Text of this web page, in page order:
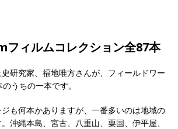
フィルムコレクション全87本
研究家、福地唯方さんが、フィールドワー
うちの一本です。
も何本かありますが、一番多いのは地域の
沖縄本島、宮古、八重山、粟国、伊平屋、